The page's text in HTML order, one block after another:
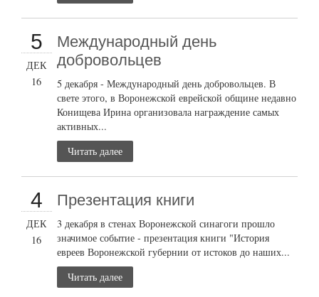
5
ДЕК
16
Международный день
добровольцев
5 декабря - Международный день добровольцев. В
свете этого, в Воронежской еврейской общине недавно
Конищева Ирина организовала награждение самых
активных...
Читать далее
4
ДЕК
16
Презентация книги
3 декабря в стенах Воронежской синагоги прошло
значимое событие - презентация книги "История
евреев Воронежской губернии от истоков до наших...
Читать далее